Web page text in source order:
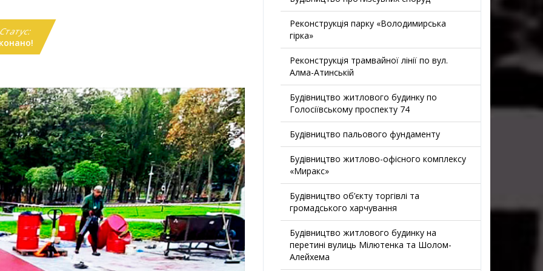
Реконструкція парку «Володимирська
гірка»
Реконструкція трамвайної лінії по вул.
Алма-Атинській
Будівництво житлового будинку по
Голосіївському проспекту 74
Будівництво пальового фундаменту
Будівництво житлово-офісного комплексу
«Миракс»
Будівництво об’єкту торгівлі та
громадського харчування
Будівництво житлового будинку на
перетині вулиць Мілютенка та Шолом-
Алейхема